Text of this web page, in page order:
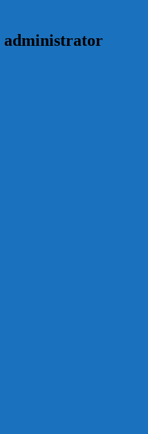
administrator